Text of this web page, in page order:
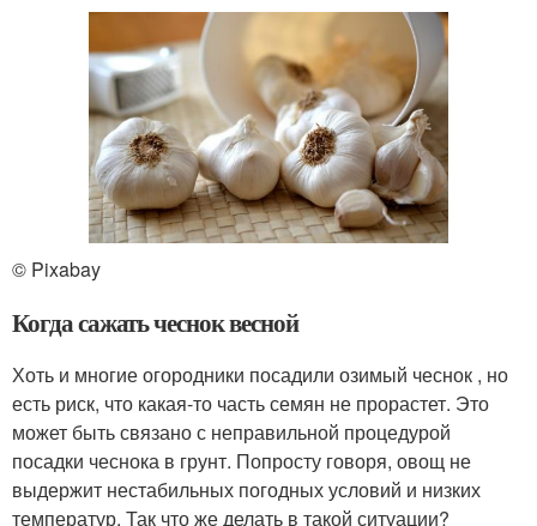
© Pixabay
Когда сажать чеснок весной
Хоть и многие огородники посадили озимый чеснок , но
есть риск, что какая-то часть семян не прорастет. Это
может быть связано с неправильной процедурой
посадки чеснока в грунт. Попросту говоря, овощ не
выдержит нестабильных погодных условий и низких
температур. Так что же делать в такой ситуации?